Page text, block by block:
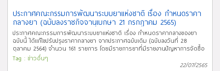
ประกาศคณะกรรมการพัฒนาระบบยาแห่งชาติ เรื่อง กำหนดราคา
กลางยา (ฉบับลงราชกิจจานุเบกษา 21 กรกฎาคม 2565)
ประกาศคณะกรรมการพัฒนาระบบยาแห่งชาติ เรื่อง กำหนดราคากลางของยา
ฉบับนี้ ได้แก้ไขปรับปรุงราคากลางยา จากประกาศฉบับเดิม (ฉบับลงวันที่ 28
ตุลาคม 2564) จำนวน 161 รายการ โดยมีรายการยาที่มีรายงานปัญหาการจัดซื้อ
จำนวน 10 รายการ ดังต่อไปนี้ 1. Chloramphenicol sodium succinate sterile
pwdr 1 g 2. Chlorpromazine hydrochloride tab 25 mg 3. Chlorpromazine
Tag : ข่าวอื่นๆ
22/07/2565